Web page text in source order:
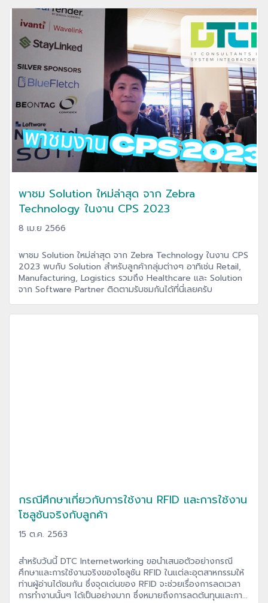
พาชม Solution ใหม่ล่าสุด จาก Zebra
Technology ในงาน CPS 2023
8 เม.ย 2566
พาชม Solution ใหม่ล่าสุด จาก Zebra Technology ในงาน CPS
2023 พบกับ Solution สำหรับลูกค้ากลุ่มต่างๆ อาทิเช่น Retail,
Manufacturing, Logistics รวมถึง Healthcare และ Solution
จาก Software Partner ติดตามรับชมกันได้ที่นี่เลยครับ
กรณีศึกษาเกี่ยวกับการใช้งาน RFID และการใช้งาน
โซลูชันจริงกับลูกค้า
15 ต.ค. 2563
สำหรับวันนี้ DTC Internetworking ขอนำเสนอตัวอย่างกรณี
ศึกษาและการใช้งานจริงของโซลูชัน RFID ในแต่ละอุตสาหกรรมให้
ท่านผู้อ่านได้ชมกัน ซึ่งจุดเด่นของ RFID จะช่วยเรื่องการลดเวลา
การทำงานนั้นๆ ได้เป็นอย่างมาก ซึ่งหมายถึงการลดต้นทุนและการ